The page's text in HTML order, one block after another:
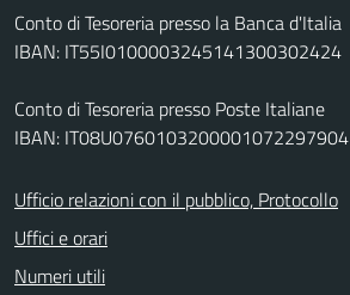
Conto di Tesoreria presso la Banca d'Italia
IBAN: IT55I0100003245141300302424
Conto di Tesoreria presso Poste Italiane
IBAN: IT08U0760103200001072297904
Ufficio relazioni con il pubblico, Protocollo
Uffici e orari
Numeri utili